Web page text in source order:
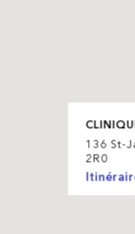
136 St-
2R0